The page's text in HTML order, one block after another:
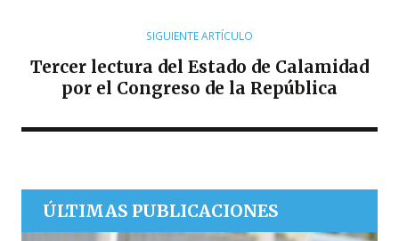
SIGUIENTE ARTÍCULO
Tercer lectura del Estado de Calamidad
por el Congreso de la República
ÚLTIMAS PUBLICACIONES